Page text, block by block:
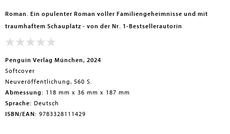
Roman. Ein opulenter Roman voller Familiengeheimnisse und mit
traumhaftem Schauplatz - von der Nr. 1-Bestsellerautorin
Penguin Verlag München, 2024
Softcover
Neuveröffentlichung, 560 S.
Abmessung: 118 mm x 36 mm x 187 mm
Sprache: Deutsch
ISBN/EAN: 9783328111429